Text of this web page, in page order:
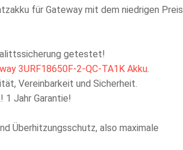
für Gateway mit dem niedrigen Preis
getestet!
3URF18650F-2-QC-TA1K Akku.
Vereinbarkeit und Sicherheit.
1 Jahr Garantie!
Überhitzungsschutz, also maximale